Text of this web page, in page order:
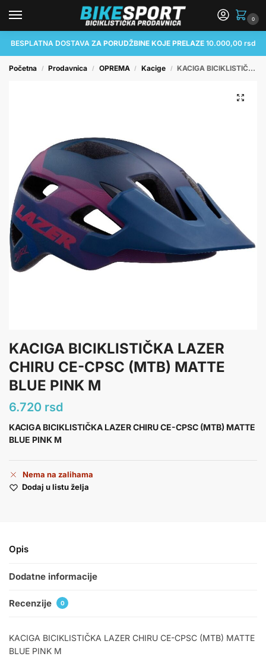
0
BESPLATNA DOSTAVA ZA PORUDŽBINE KOJE PRELAZE 10.000,00 rsd
Početna / Prodavnica / OPREMA / Kacige / KACIGA BICIKLISTIČKA LAZER CHIRU CE-CPSC (MTB) MATTE BLUE PINK M
KACIGA BICIKLISTIČKA LAZER
CHIRU CE-CPSC (MTB) MATTE
BLUE PINK M
6.720 rsd
KACIGA BICIKLISTIČKA LAZER CHIRU CE-CPSC (MTB) MATTE
BLUE PINK M
Nema na zalihama
Dodaj u listu želja
Opis
Dodatne informacije
Recenzije 0
KACIGA BICIKLISTIČKA LAZER CHIRU CE-CPSC (MTB) MATTE
BLUE PINK M